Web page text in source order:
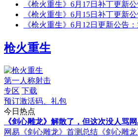
《枪火重生》6月17日补丁更新
《枪火重生》6月15日补丁更新
《枪火重生》6月12日更新公告
枪火重生
第一人称射击
专区 下载
预订激活码、礼包
今日热点
《剑心雕龙》解散了，但这次没人骂
网易《剑心雕龙》首测总结 《剑心雕